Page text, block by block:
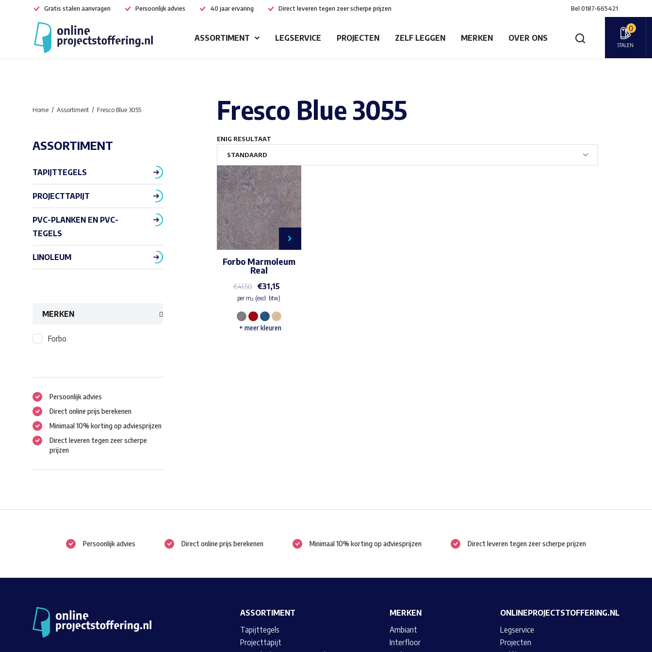
Gratis stalen aanvragen Persoonlijk advies 40 jaar ervaring Direct leveren tegen zeer scherpe prijzen Bel 0187-665421
ASSORTIMENT LEGSERVICE PROJECTEN ZELF LEGGEN MERKEN OVER ONS
0
STALEN
Fresco Blue 3055
ENIG RESULTAAT
Forbo Marmoleum
Real
€41,50 €31,15
per m² (excl. btw)
Dit
+ meer kleuren
Home Assortiment Fresco Blue 3055
ASSORTIMENT
TAPIJTTEGELS
PROJECTTAPIJT
PVC-PLANKEN EN PVC-
TEGELS
LINOLEUM
MERKEN
Forbo
Persoonlijk advies
Direct online prijs berekenen
Minimaal 10% korting op adviesprijzen
Direct leveren tegen zeer scherpe
prijzen
Persoonlijk advies Direct online prijs berekenen Minimaal 10% korting op adviesprijzen Direct leveren tegen zeer scherpe prijzen
ASSORTIMENT
Tapijttegels
Projecttapijt
MERKEN
Ambiant
Interfloor
ONLINEPROJECTSTOFFERING.NL
Legservice
Projecten